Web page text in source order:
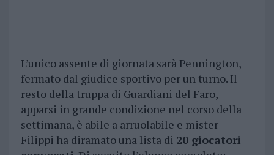
L’unico assente di giornata sarà Pennington,
fermato dal giudice sportivo per un turno. Il
resto della truppa di Guardiani del Faro,
apparsi in grande condizione nel corso della
settimana, è abile a arruolabile e mister
Filippi ha diramato una lista di 20 giocatori